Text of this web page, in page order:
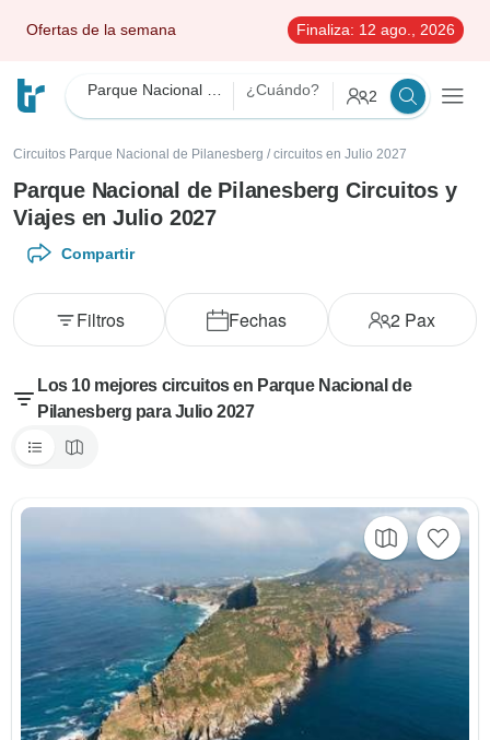
Ofertas de la semana Finaliza: 12 ago., 2026
¿Cuándo? 2
Circuitos Parque Nacional de Pilanesberg / circuitos en Julio 2027
Parque Nacional de Pilanesberg Circuitos y
Viajes en Julio 2027
Compartir
Fechas 2 Pax
Filtros
Los 10 mejores circuitos en Parque Nacional de
Pilanesberg para Julio 2027